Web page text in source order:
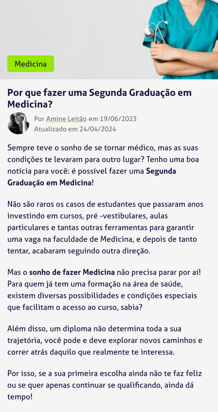
Medicina
Por que fazer uma Segunda Graduação em
Medicina?
Por Amine Leitão em 19/06/2023
Atualizado em 24/04/2024
Sempre teve o sonho de se tornar médico, mas as suas
condições te levaram para outro lugar? Tenho uma boa
notícia para você: é possível fazer uma Segunda
Graduação em Medicina!
Não são raros os casos de estudantes que passaram anos
investindo em cursos, pré -vestibulares, aulas
particulares e tantas outras ferramentas para garantir
uma vaga na faculdade de Medicina, e depois de tanto
tentar, acabaram seguindo outra direção.
Mas osonho de fazer Medicina não precisa parar por aí!
Para quem já tem uma formação na área de saúde,
existem diversas possibilidades e condições especiais
que facilitam o acesso ao curso, sabia?
Além disso, um diploma não determina toda a sua
trajetória, você pode e deve explorar novos caminhos e
correr atrás daquilo que realmente te interessa.
Por isso, se a sua primeira escolha ainda não te faz feliz
ou se quer apenas continuar se qualificando, ainda dá
tempo!